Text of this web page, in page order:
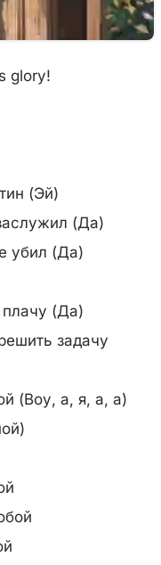
glory!
(Эй)
(Да)
убил (Да)
плачу (Да)
задачу
(Воу, а, я, а, а)